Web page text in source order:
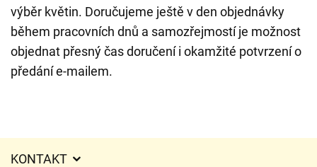
výběr květin. Doručujeme ještě v den objednávky
během pracovních dnů a samozřejmostí je možnost
objednat přesný čas doručení i okamžité potvrzení o
předání e-mailem.
KONTAKT